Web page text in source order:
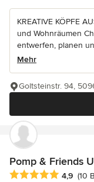
KREATIVE KÖPFE
und Wohnräumen
entwerfen, planen
Mehr
Goltsteinstr. 94,
Pomp & Friends
Durchschnittliche
4,9 (10